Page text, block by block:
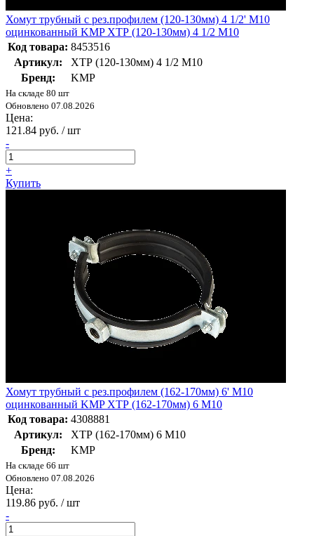
Хомут трубный с рез.профилем (120-130мм) 4 1/2' M10
оцинкованный KMP ХТР (120-130мм) 4 1/2 M10
Код товара: 8453516
Артикул:
ХТР (120-130мм) 4 1/2 M10
Бренд:
KMP
На складе 80 шт
Обновлено 07.08.2026
Цена:
121.84 руб. / шт
-
+
Купить
Хомут трубный с рез.профилем (162-170мм) 6' M10
оцинкованный KMP ХТР (162-170мм) 6 M10
Код товара: 4308881
Артикул:
ХТР (162-170мм) 6 M10
Бренд:
KMP
На складе 66 шт
Обновлено 07.08.2026
Цена:
119.86 руб. / шт
-